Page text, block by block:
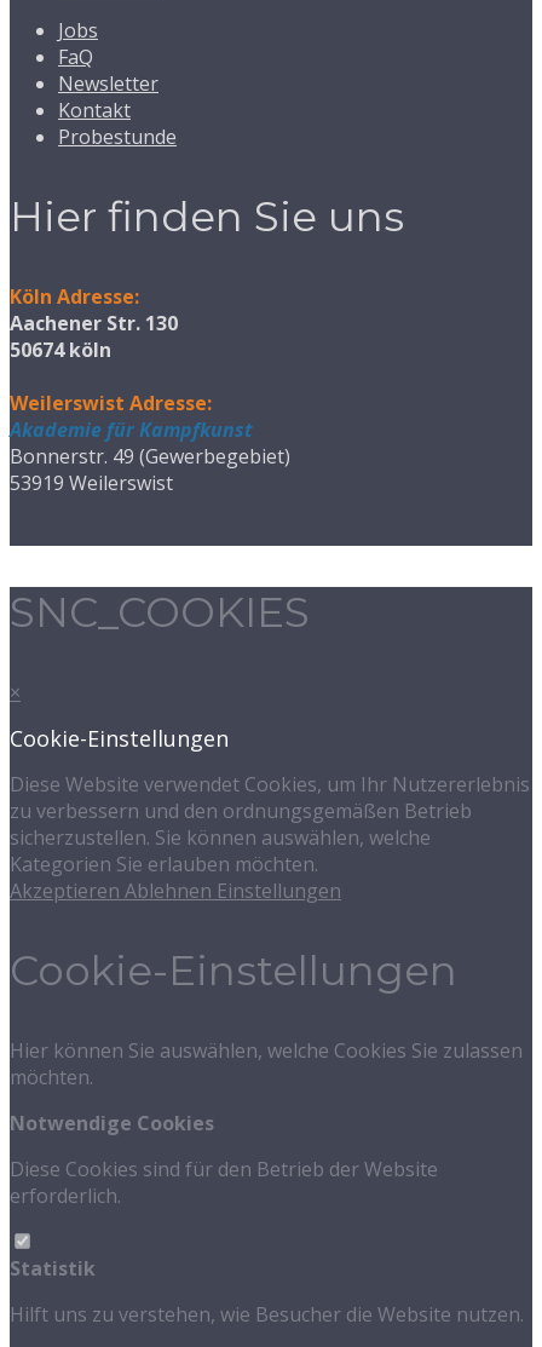
Jobs
FaQ
Newsletter
Kontakt
Probestunde
Hier finden Sie uns
Köln Adresse:
Aachener Str. 130
50674 köln
Weilerswist Adresse:
Akademie für Kampfkunst
Bonnerstr. 49 (Gewerbegebiet)
53919 Weilerswist
SNC_COOKIES
×
Cookie-Einstellungen
Diese Website verwendet Cookies, um Ihr Nutzererlebnis
zu verbessern und den ordnungsgemäßen Betrieb
sicherzustellen. Sie können auswählen, welche
Kategorien Sie erlauben möchten.
Akzeptieren Ablehnen Einstellungen
Cookie-Einstellungen
Hier können Sie auswählen, welche Cookies Sie zulassen
möchten.
Notwendige Cookies
Diese Cookies sind für den Betrieb der Website
erforderlich.
Statistik
Hilft uns zu verstehen, wie Besucher die Website nutzen.